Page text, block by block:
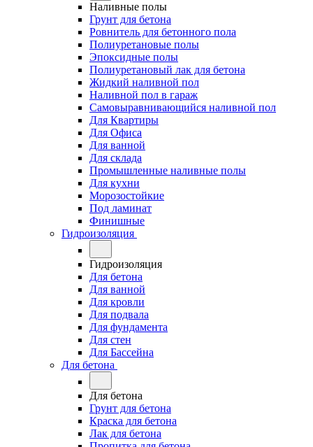
Наливные полы
Грунт для бетона
Ровнитель для бетонного пола
Полиуретановые полы
Эпоксидные полы
Полиуретановый лак для бетона
Жидкий наливной пол
Наливной пол в гараж
Самовыравнивающийся наливной пол
Для Квартиры
Для Офиса
Для ванной
Для склада
Промышленные наливные полы
Для кухни
Морозостойкие
Под ламинат
Финишные
Гидроизоляция
Гидроизоляция
Для бетона
Для ванной
Для кровли
Для подвала
Для фундамента
Для стен
Для Бассейна
Для бетона
Для бетона
Грунт для бетона
Краска для бетона
Лак для бетона